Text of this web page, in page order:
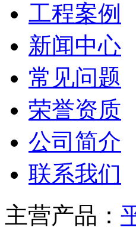
工程案例
新闻中心
常见问题
荣誉资质
公司简介
联系我们
主营产品：